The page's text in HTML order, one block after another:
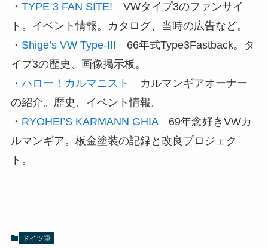
・ TYPE 3 FAN SITE! VWタイプ3のファンサイ
ト。イベント情報。カタログ、当時の広告など。
・ Shige’s VW Type-III 66年式Type3Fastback。タ
イプ3の歴史、画像掲示板。
・ ハロー！カルマニスト
カルマンギアオーナー
の紹介。歴史、イベント情報。
・ RYOHEI’S KARMANN GHIA69年念好きVWカ
ルマンギア。板金塗装の記録と改良プロジェク
ト。
ドイツ車